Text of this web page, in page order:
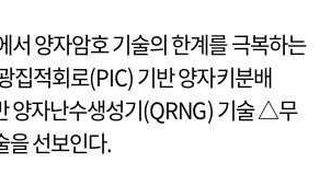
서 양자암호 기술의 한계를 극복하는
집적회로(PIC) 기반 양자키분배
양자난수생성기(QRNG) 기술 △무
을 선보인다.